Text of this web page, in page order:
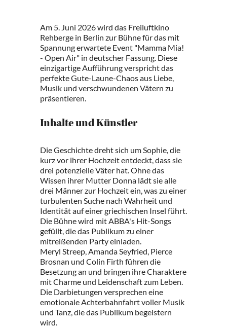
Am 5. Juni 2026 wird das Freiluftkino
Rehberge in Berlin zur Bühne für das mit
Spannung erwartete Event "Mamma Mia!
- Open Air" in deutscher Fassung. Diese
einzigartige Aufführung verspricht das
perfekte Gute-Laune-Chaos aus Liebe,
Musik und verschwundenen Vätern zu
präsentieren.
Inhalte und Künstler
Die Geschichte dreht sich um Sophie, die
kurz vor ihrer Hochzeit entdeckt, dass sie
drei potenzielle Väter hat. Ohne das
Wissen ihrer Mutter Donna lädt sie alle
drei Männer zur Hochzeit ein, was zu einer
turbulenten Suche nach Wahrheit und
Identität auf einer griechischen Insel führt.
Die Bühne wird mit ABBA's Hit-Songs
gefüllt, die das Publikum zu einer
mitreißenden Party einladen.
Meryl Streep, Amanda Seyfried, Pierce
Brosnan und Colin Firth führen die
Besetzung an und bringen ihre Charaktere
mit Charme und Leidenschaft zum Leben.
Die Darbietungen versprechen eine
emotionale Achterbahnfahrt voller Musik
und Tanz, die das Publikum begeistern
wird.